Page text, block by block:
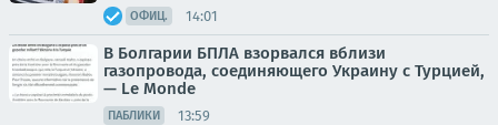
ОФИЦ. 14:01
В Болгарии БПЛА взорвался вблизи
газопровода, соединяющего Украину с Турцией,
— Le Monde
ПАБЛИКИ 13:59